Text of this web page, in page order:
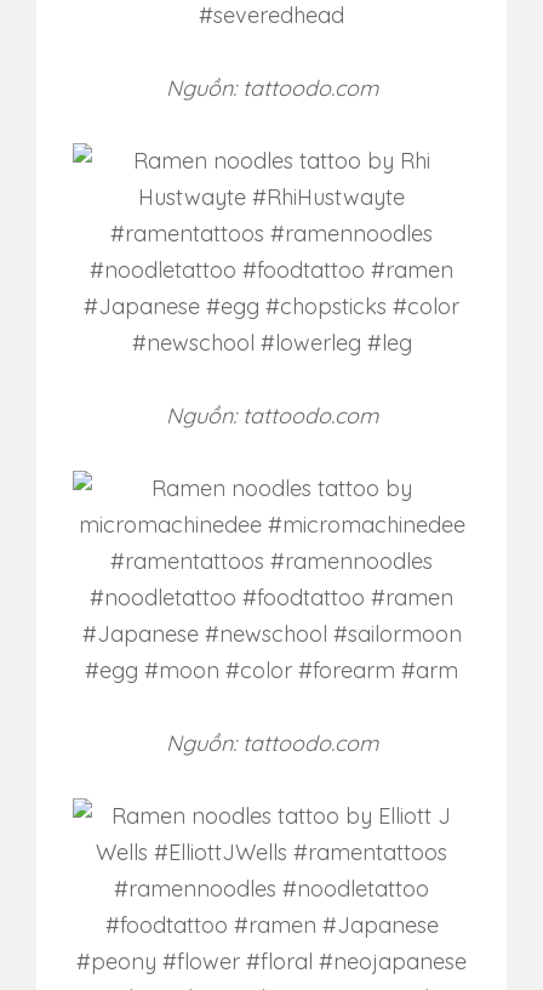
Nguồn: tattoodo.com
Nguồn: tattoodo.com
Nguồn: tattoodo.com